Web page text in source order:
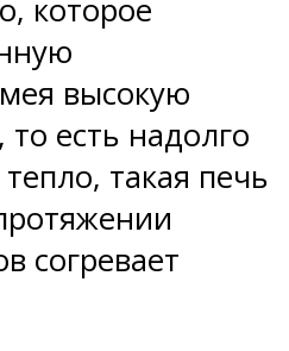
которое
высокую
есть надолго
такая печь
согревает